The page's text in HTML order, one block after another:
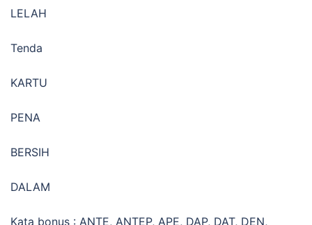
LELAH
Tenda
KARTU
PENA
BERSIH
DALAM
Kata bonus : ANTE, ANTEP, APE, DAP, DAT, DEN,